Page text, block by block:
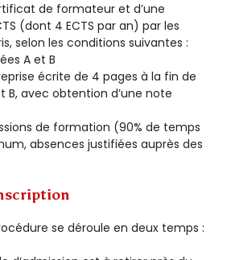
de formateur et d’une
(dont 4 ECTS par an) par les
selon les conditions suivantes :
A et B
écrite de 4 pages à la fin de
B, avec obtention d’une note
de formation (90% de temps
absences justifiées auprès des
se déroule en deux temps :